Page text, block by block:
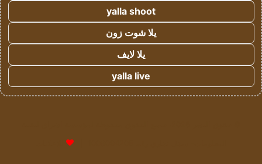
yalla shoot
يلا شوت زون
يلا لايف
yalla live